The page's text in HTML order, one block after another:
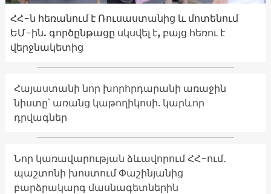
ՀՀ-ն հեռանում է Ռուսաստանից և մոտենում
ԵՄ-ին. գործընթացը սկսվել է, բայց հեռու է
վերջնակետից
Հայաստանի նոր խորհրդարանի առաջին
նիստը՝ առանց կաթողիկոսի. կարևոր
դրվագներ
Նոր կառավարության ձևավորում ՀՀ-ում․
պաշտոնի խոստում Փաշինյանից
բարձրակարգ մասնագետներին